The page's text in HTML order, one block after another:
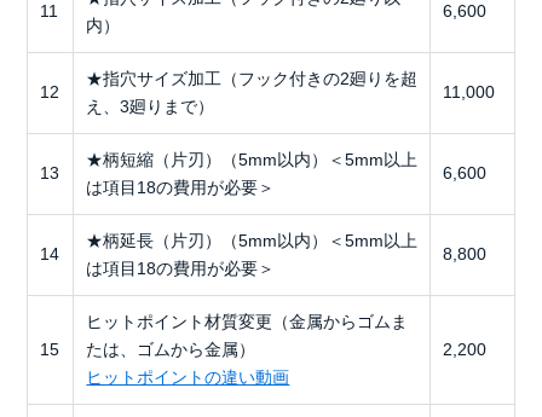
11
内）
6,600
12
★指穴サイズ加工（フック付きの2廻りを超
え、3廻りまで）
11,000
13
★柄短縮（片刃）（5mm以内）＜5mm以上
は項目18の費用が必要＞
6,600
14
★柄延長（片刃）（5mm以内）＜5mm以上
は項目18の費用が必要＞
8,800
15
ヒットポイント材質変更（金属からゴムま
たは、ゴムから金属）
ヒットポイントの違い動画
2,200